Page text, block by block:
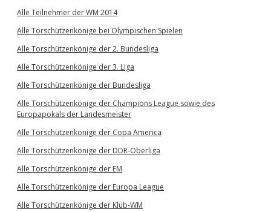
Alle Teilnehmer der WM 2014
Alle Torschützenkönige bei Olympischen Spielen
Alle Torschützenkönige der 2. Bundesliga
Alle Torschützenkönige der 3. Liga
Alle Torschützenkönige der Bundesliga
Alle Torschützenkönige der Champions League sowie des
Europapokals der Landesmeister
Alle Torschützenkönige der Copa America
Alle Torschützenkönige der DDR-Oberliga
Alle Torschützenkönige der EM
Alle Torschützenkönige der Europa League
Alle Torschützenkönige der Klub-WM